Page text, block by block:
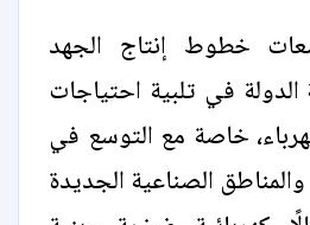
خطوط إنتاج الجهد
في تلبية احتياجات
خاصة مع التوسع في
الصناعية الجديدة